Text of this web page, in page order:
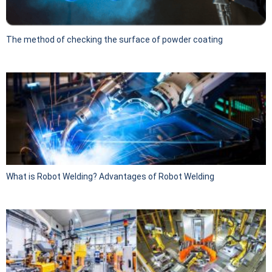
The method of checking the surface of powder coating
What is Robot Welding? Advantages of Robot Welding